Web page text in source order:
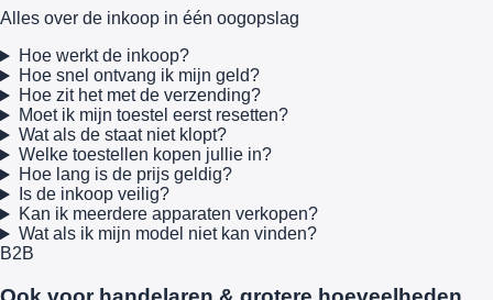
Alles over de inkoop in één oogopslag
Hoe werkt de inkoop?
Hoe snel ontvang ik mijn geld?
Hoe zit het met de verzending?
Moet ik mijn toestel eerst resetten?
Wat als de staat niet klopt?
Welke toestellen kopen jullie in?
Hoe lang is de prijs geldig?
Is de inkoop veilig?
Kan ik meerdere apparaten verkopen?
Wat als ik mijn model niet kan vinden?
B2B